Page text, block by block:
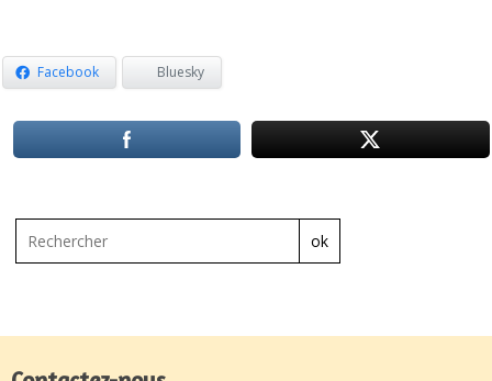
Facebook Bluesky
ok